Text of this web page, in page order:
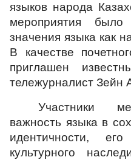
Версия для
языков народа
мероприятия
значения языка как
В качестве
приглашен
тележурналист Зейн
Участники
важность языка в
идентичности,
культурного